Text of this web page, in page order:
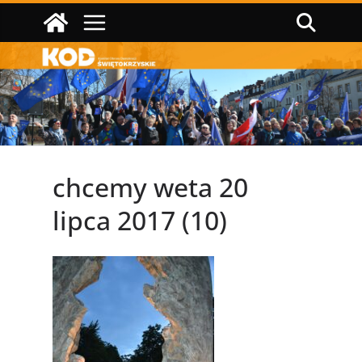
chcemy weta 20
lipca 2017 (10)